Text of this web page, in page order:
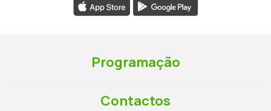
Programação
Contactos